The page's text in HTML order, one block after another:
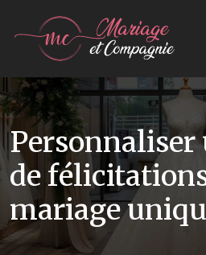
Personnaliser
de
mariage